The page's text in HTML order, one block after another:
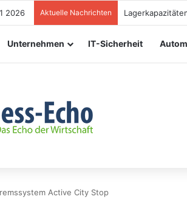
2026 Aktuelle Nachrichten
Unternehmen IT-Sicherheit
Active City Stop